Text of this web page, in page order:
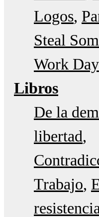
Logos
Steal
Work Day
Libros
De la
libertad
Trabajo
resistencia